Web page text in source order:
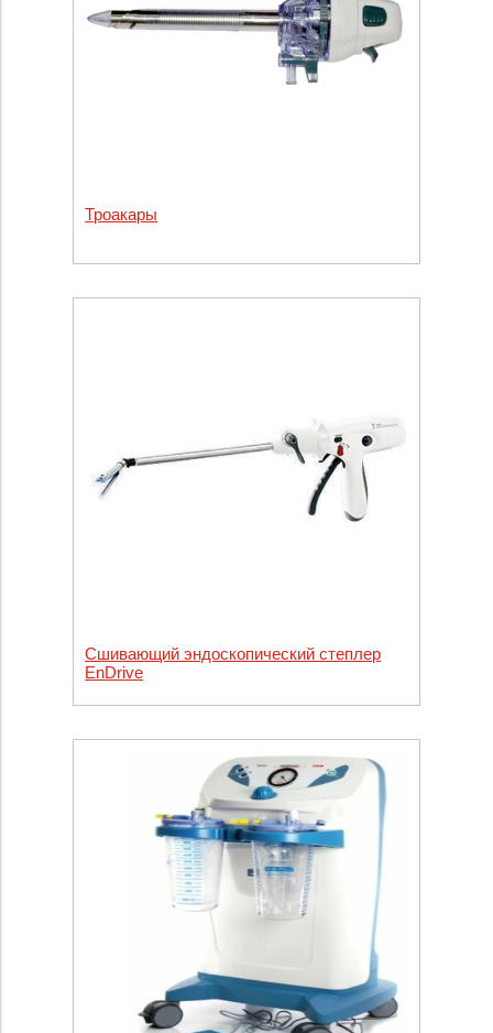
Троакары
Сшивающий эндоскопический степлер
EnDrive